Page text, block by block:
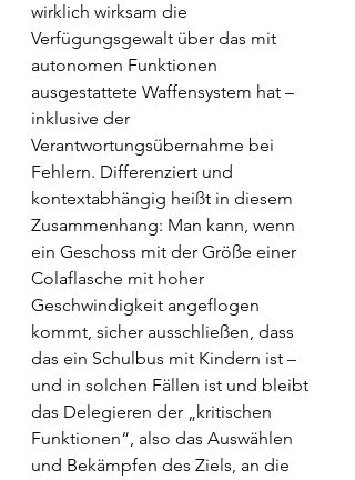
wirklich wirksam die
Verfügungsgewalt über das mit
autonomen Funktionen
ausgestattete Waffensystem hat –
inklusive der
Verantwortungsübernahme bei
Fehlern. Differenziert und
kontextabhängig heißt in diesem
Zusammenhang: Man kann, wenn
ein Geschoss mit der Größe einer
Colaflasche mit hoher
Geschwindigkeit angeflogen
kommt, sicher ausschließen, dass
das ein Schulbus mit Kindern ist –
und in solchen Fällen ist und bleibt
das Delegieren der „kritischen
Funktionen“, also das Auswählen
und Bekämpfen des Ziels, an die